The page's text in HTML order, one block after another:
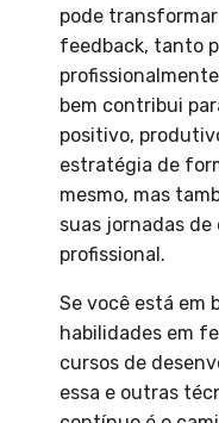
pode
feedback, tanto
bem contribui
positivo,
estratégia de
mesmo, mas
suas jornadas
profissional.
Se você está em
habilidades em
cursos de
essa e outras